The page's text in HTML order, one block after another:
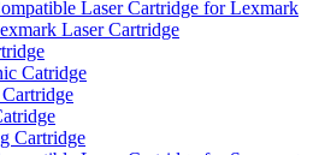
Laser Cartridge for Lexmark
Laser Cartridge
Catridge
Cartridge